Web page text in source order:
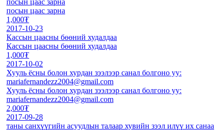
посын цаас зарна
посын цаас зарна
1,000₮
2017-10-23
Кассын цаасны бөөний худалдаа
Кассын цаасны бөөний худалдаа
1,000₮
2017-10-02
Хууль ёсны болон хурдан зээлээр санал болгоно уу:
mariafernandezz2004@gmail.com
Хууль ёсны болон хурдан зээлээр санал болгоно уу:
mariafernandezz2004@gmail.com
2,000₮
2017-09-28
таны санхүүгийн асуудлын талаар хувийн зээл илүү их санаа